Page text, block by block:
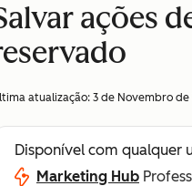
ações
atualização: 3 de Novembro de
Disponível com qualquer
Marketing Hub